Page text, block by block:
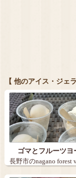
【 他のアイス・ジェ
ゴマとフルーツ
長野市のnagano